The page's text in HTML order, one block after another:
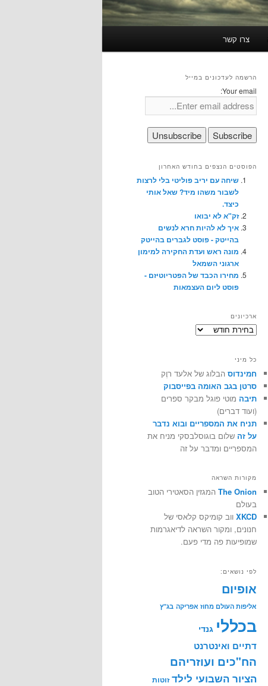
צרו קשר
הרשמה לעדכונים במייל
Your email:
הפוסטים הנצפים בחודש האחרון
שיחה עם יריב פוליטי בלי לרצות
לשבור משהו מיד? שאל אותי
כיצד.
זק"א לא יבואו
איך לא להיות חרא לנשים
בהייטק - פוסט לגברים בהייטק
מונה ראש ועדת החקירה למימון
ארגוני השמאל
מחירו הכבד של הפטריוטיזם -
פוסט ליום העצמאות
ארכיונים
ארכיונים
כל מיני
חמינדוס הבלוג של אלעד רוֶק
סרטן בגב האומה בפייסבוק
תיבה מוטי פוגל מבקר ספרים
(ועוד דברים)
תניח את המספריים ובוא נדבר
על זה שלום בוגוסלבסקי מניח את
המספריים ומדבר על זה
מקורות השראה
The Onion המגזין הסאטירי הטוב
בעולם
XKCD ווב קומיקס קלאסי של
חנונים, ומקור השראה לדיאגרמות
שמופיעות פה מדי פעם.
לפי נושאים:
אופיום
אליפות העולם מחוז אפריקה בג"ץ
בכללי גנדי
דתיים ואינטרנט
הח"כים ועוזריהם
הציור השבועי לילד זוטות